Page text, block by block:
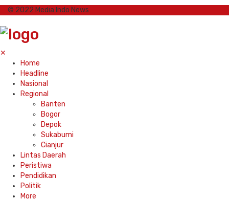
© 2022 Media Indo News
✕
Home
Headline
Nasional
Regional
Banten
Bogor
Depok
Sukabumi
Cianjur
Lintas Daerah
Peristiwa
Pendidikan
Politik
More